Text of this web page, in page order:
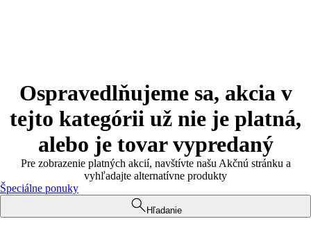
Ospravedlňujeme sa, akcia v
tejto kategórii už nie je platná,
alebo je tovar vypredaný
Pre zobrazenie platných akcií, navštívte našu Akčnú stránku a
vyhľadajte alternatívne produkty
Špeciálne ponuky
Hľadanie